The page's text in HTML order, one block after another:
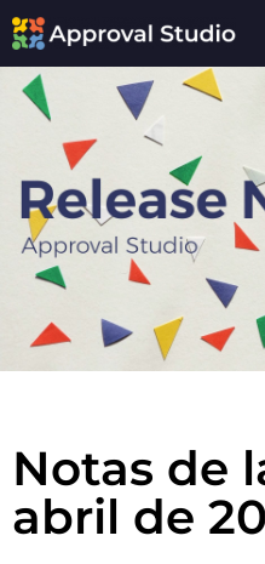
Notas de
abril de